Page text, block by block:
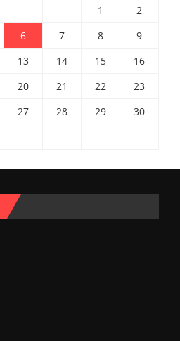
1
2
6 7 8
9
13 14 15
16
20 21 22
23
27 28 29
30